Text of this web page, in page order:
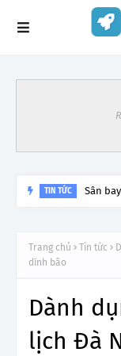
TIN TỨC Sân
Trang chủ Tin tức
dính bão
Dành
lịch Đà